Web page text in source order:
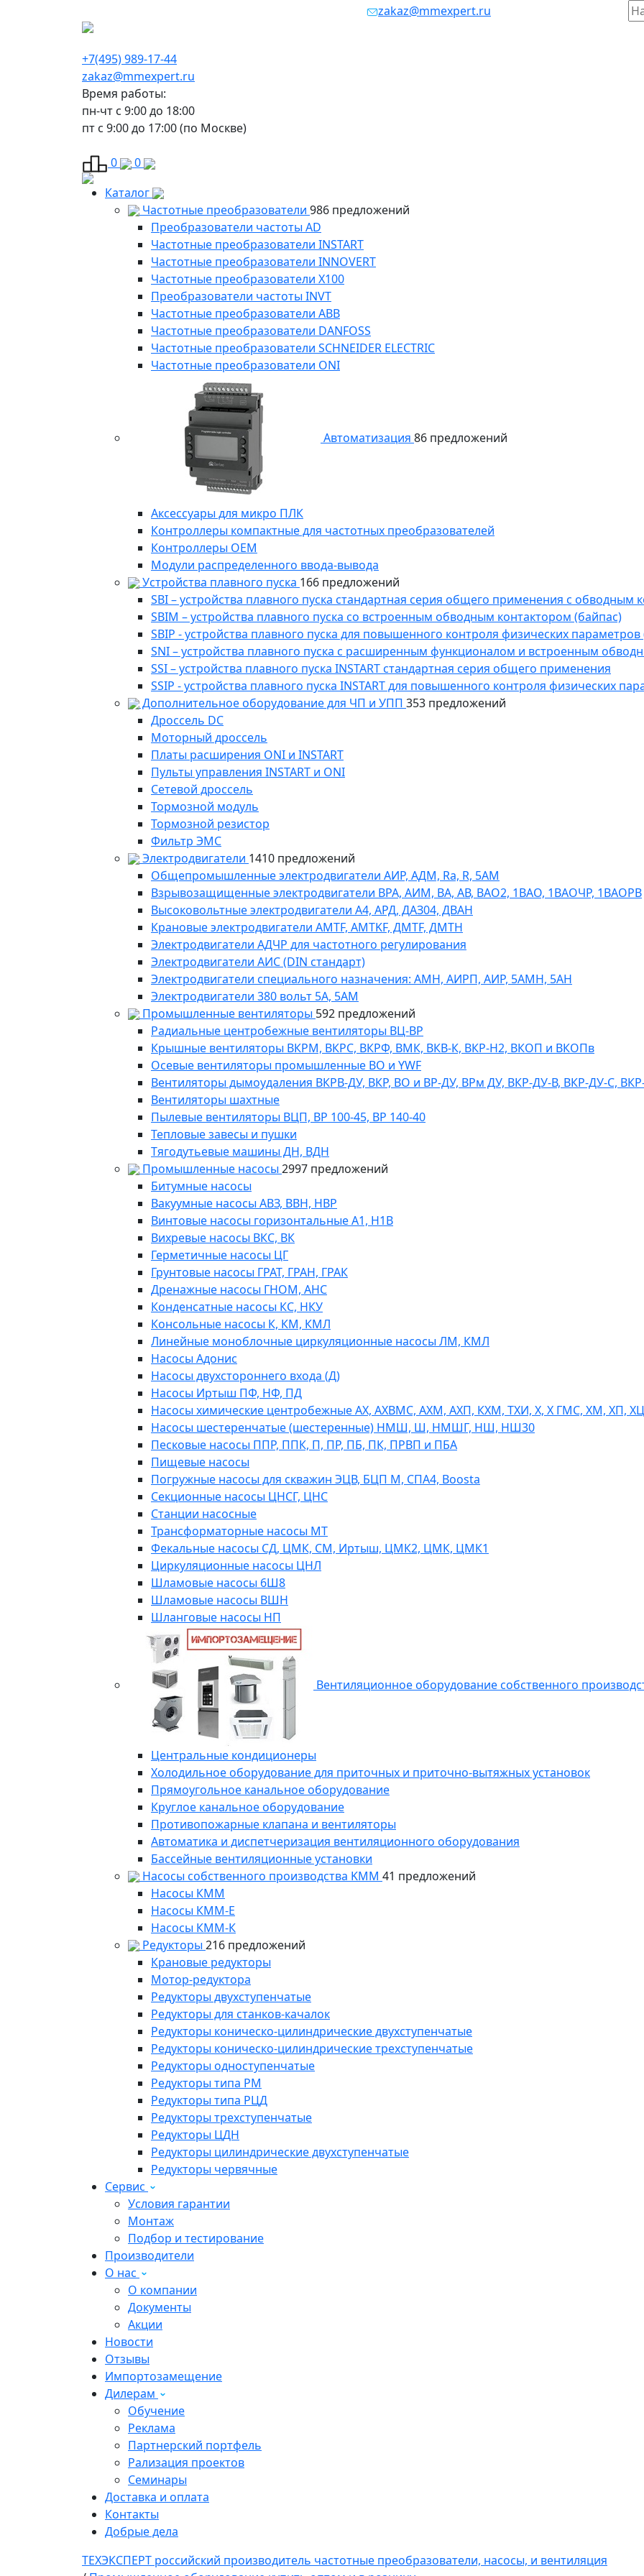
zakaz@mmexpert.ru
+7(495) 989-17-44
zakaz@mmexpert.ru
Время работы:
пн-чт с 9:00 до 18:00
пт с 9:00 до 17:00 (по Москве)
0
0
Каталог
Частотные преобразователи 986 предложений
Преобразователи частоты AD
Частотные преобразователи INSTART
Частотные преобразователи INNOVERT
Частотные преобразователи Х100
Преобразователи частоты INVT
Частотные преобразователи ABB
Частотные преобразователи DANFOSS
Частотные преобразователи SCHNEIDER ELECTRIC
Частотные преобразователи ONI
Автоматизация 86 предложений
Аксессуары для микро ПЛК
Контроллеры компактные для частотных преобразователей
Контроллеры ОЕМ
Модули распределенного ввода-вывода
Устройства плавного пуска 166 предложений
SBI – устройства плавного пуска стандартная серия общего применения с обводным
SBIM – устройства плавного пуска со встроенным обводным контактором (байпас)
SBIP - устройства плавного пуска для повышенного контроля физических
SNI – устройства плавного пуска с расширенным функционалом и встроенным
SSI – устройства плавного пуска INSTART стандартная серия общего применения
SSIP - устройства плавного пуска INSTART для повышенного контроля физических
Дополнительное оборудование для ЧП и УПП 353 предложений
Дроссель DC
Моторный дроссель
Платы расширения ONI и INSTART
Пульты управления INSTART и ONI
Сетевой дроссель
Тормозной модуль
Тормозной резистор
Фильтр ЭМС
Электродвигатели 1410 предложений
Общепромышленные электродвигатели АИР, АДМ, Ra, R, 5AM
Взрывозащищенные электродвигатели ВРА, АИМ, ВА, АВ, ВАO2, 1ВАО, 1ВАОЧР, 1ВАОРВ
Высоковольтные электродвигатели A4, АРД, ДАЗ04, ДВАН
Крановые электродвигатели AMTF, AMTKF, ДMTF, ДМТН
Электродвигатели АДЧР для частотного регулирования
Электродвигатели АИС (DIN стандарт)
Электродвигатели специального назначения: АМН, АИРП, АИР, 5АМН, 5АН
Электродвигатели 380 вольт 5А, 5АМ
Промышленные вентиляторы 592 предложений
Радиальные центробежные вентиляторы ВЦ-ВР
Крышные вентиляторы ВКРМ, ВКРС, ВКРФ, ВМК, ВКВ-К, ВКР-Н2, ВКОП и ВКОПв
Осевые вентиляторы промышленные ВО и YWF
Вентиляторы дымоудаления ВКРВ-ДУ, ВКР, ВО и ВР-ДУ, ВРм ДУ, ВКР-ДУ-В, ВКР-ДУ-С,
Вентиляторы шахтные
Пылевые вентиляторы ВЦП, ВР 100-45, ВР 140-40
Тепловые завесы и пушки
Тягодутьевые машины ДН, ВДН
Промышленные насосы 2997 предложений
Битумные насосы
Вакуумные насосы АВЗ, ВВН, НВР
Винтовые насосы горизонтальные А1, Н1В
Вихревые насосы ВКС, ВК
Герметичные насосы ЦГ
Грунтовые насосы ГРАТ, ГРАН, ГРАК
Дренажные насосы ГНОМ, АНС
Конденсатные насосы КС, НКУ
Консольные насосы К, КМ, КМЛ
Линейные моноблочные циркуляционные насосы ЛМ, КМЛ
Насосы Адонис
Насосы двухстороннего входа (Д)
Насосы Иртыш ПФ, НФ, ПД
Насосы химические центробежные АХ, АХВМС, АХМ, АХП, КХМ, ТХИ, Х, Х ГМС, ХМ, ХП,
Насосы шестеренчатые (шестеренные) НМШ, Ш, НМШГ, НШ, НШ30
Песковые насосы ППР, ППК, П, ПР, ПБ, ПК, ПРВП и ПБА
Пищевые насосы
Погружные насосы для скважин ЭЦВ, БЦП М, СПА4, Boosta
Секционные насосы ЦНСГ, ЦНС
Станции насосные
Трансформаторные насосы МТ
Фекальные насосы СД, ЦМК, СМ, Иртыш, ЦМК2, ЦМК, ЦМК1
Циркуляционные насосы ЦНЛ
Шламовые насосы 6Ш8
Шламовые насосы ВШН
Шланговые насосы НП
Вентиляционное оборудование собственного
Центральные кондиционеры
Холодильное оборудование для приточных и приточно-вытяжных установок
Прямоугольное канальное оборудование
Круглое канальное оборудование
Противопожарные клапана и вентиляторы
Автоматика и диспетчеризация вентиляционного оборудования
Бассейные вентиляционные установки
Насосы собственного производства KMM 41 предложений
Насосы КММ
Насосы КММ-Е
Насосы КММ-К
Редукторы 216 предложений
Крановые редукторы
Мотор-редуктора
Редукторы двухступенчатые
Редукторы для станков-качалок
Редукторы коническо-цилиндрические двухступенчатые
Редукторы коническо-цилиндрические трехступенчатые
Редукторы одноступенчатые
Редукторы типа РМ
Редукторы типа РЦД
Редукторы трехступенчатые
Редукторы ЦДН
Редукторы цилиндрические двухступенчатые
Редукторы червячные
Сервис
Условия гарантии
Монтаж
Подбор и тестирование
Производители
О нас
О компании
Документы
Акции
Новости
Отзывы
Импортозамещение
Дилерам
Обучение
Реклама
Партнерский портфель
Рализация проектов
Семинары
Доставка и оплата
Контакты
Добрые дела
ТЕХЭКСПЕРТ российский производитель частотные преобразователи, насосы, и вентиляция